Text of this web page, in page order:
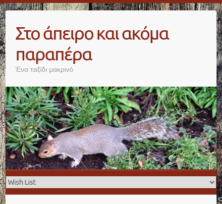
Skip
to
contentΣτο άπειρο και ακόμα
παραπέρα
Ένα ταξίδι μακρινό